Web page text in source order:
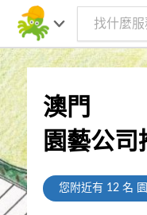
澳門
園藝公司
您附近有 12名 園